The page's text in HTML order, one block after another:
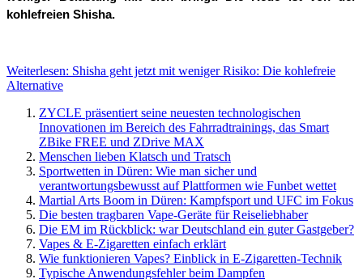
kohlefreien Shisha.
Weiterlesen: Shisha geht jetzt mit weniger Risiko: Die kohlefreie
Alternative
ZYCLE präsentiert seine neuesten technologischen
Innovationen im Bereich des Fahrradtrainings, das Smart
ZBike FREE und ZDrive MAX
Menschen lieben Klatsch und Tratsch
Sportwetten in Düren: Wie man sicher und
verantwortungsbewusst auf Plattformen wie Funbet wettet
Martial Arts Boom in Düren: Kampfsport und UFC im Fokus
Die besten tragbaren Vape-Geräte für Reiseliebhaber
Die EM im Rückblick: war Deutschland ein guter Gastgeber?
Vapes & E-Zigaretten einfach erklärt
Wie funktionieren Vapes? Einblick in E-Zigaretten-Technik
Typische Anwendungsfehler beim Dampfen